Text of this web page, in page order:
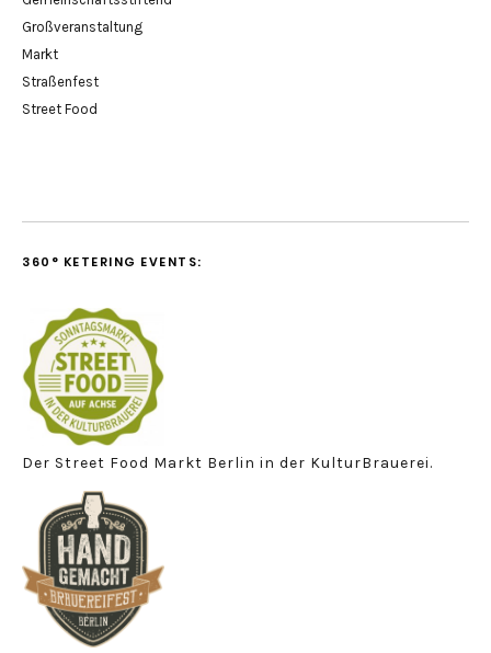
Großveranstaltung
Markt
Straßenfest
Street Food
360° KETERING EVENTS:
Der Street Food Markt Berlin in der KulturBrauerei.